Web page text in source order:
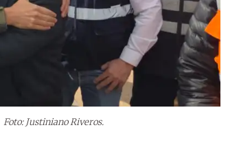
Foto: Justiniano Riveros.